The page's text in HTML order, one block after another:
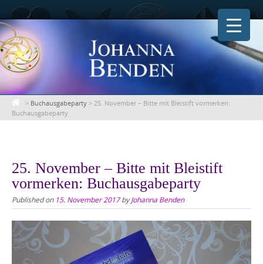
Skip
to
content
> Buchausgabeparty > 25. November – Bitte mit Bleistift vormerken:
Buchausgabeparty
25. November – Bitte mit Bleistift
vormerken: Buchausgabeparty
Published on 15. November 2017byJohanna Benden